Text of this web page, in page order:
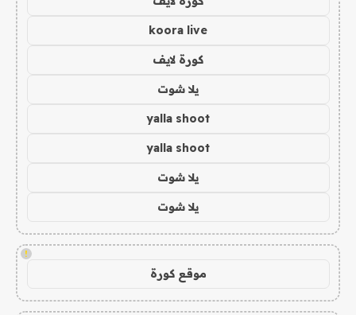
koora live
كورة لايف
يلا شوت
yalla shoot
yalla shoot
يلا شوت
يلا شوت
!
موقع كورة